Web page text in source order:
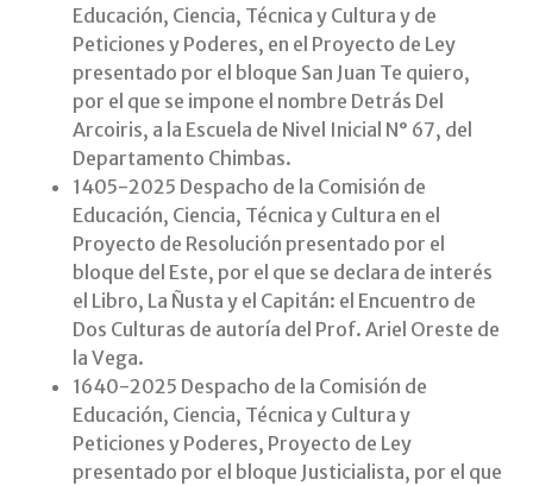
Educación, Ciencia, Técnica y Cultura y de
Peticiones y Poderes, en el Proyecto de Ley
presentado por el bloque San Juan Te quiero,
por el que se impone el nombre Detrás Del
Arcoiris, a la Escuela de Nivel Inicial N° 67, del
Departamento Chimbas.
1405-2025 Despacho de la Comisión de
Educación, Ciencia, Técnica y Cultura en el
Proyecto de Resolución presentado por el
bloque del Este, por el que se declara de interés
el Libro, La Ñusta y el Capitán: el Encuentro de
Dos Culturas de autoría del Prof. Ariel Oreste de
la Vega.
1640-2025 Despacho de la Comisión de
Educación, Ciencia, Técnica y Cultura y
Peticiones y Poderes, Proyecto de Ley
presentado por el bloque Justicialista, por el que